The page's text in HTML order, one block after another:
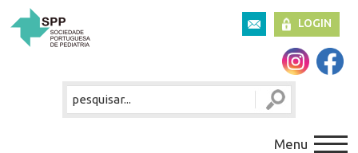
LOGIN
Menu